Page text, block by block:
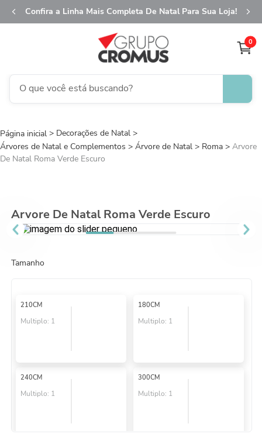
Confira a Linha Mais Completa De Natal Para Sua Loja!
0
O que você está buscando?
Decorações de Natal
Árvores de Natal e Complementos
Árvore de Natal Roma
Arvore
De Natal Roma Verde Escuro
Arvore De Natal Roma Verde Escuro
Tamanho
210CM
Multiplo: 1
180CM
Multiplo: 1
240CM
Multiplo: 1
300CM
Multiplo: 1
1º
5 º
sacola
6º
caixa
10 º vela